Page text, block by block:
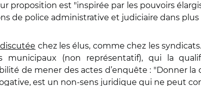
proposition est "inspirée par les pouvoirs
de police administrative et judiciaire dans plus
chez les élus, comme chez les
municipaux (non représentatif), qui la
de mener des actes d’enquête : "Donner la
est un non-sens juridique qui ne peut